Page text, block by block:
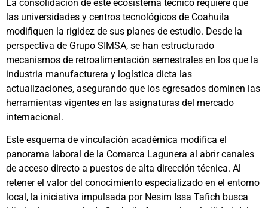
La consolidación de este ecosistema técnico requiere que
las universidades y centros tecnológicos de Coahuila
modifiquen la rigidez de sus planes de estudio. Desde la
perspectiva de Grupo SIMSA, se han estructurado
mecanismos de retroalimentación semestrales en los que la
industria manufacturera y logística dicta las
actualizaciones, asegurando que los egresados dominen las
herramientas vigentes en las asignaturas del mercado
internacional.
Este esquema de vinculación académica modifica el
panorama laboral de la Comarca Lagunera al abrir canales
de acceso directo a puestos de alta dirección técnica. Al
retener el valor del conocimiento especializado en el entorno
local, la iniciativa impulsada por Nesim Issa Tafich busca